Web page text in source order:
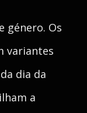
género. Os
variantes
dia da
a